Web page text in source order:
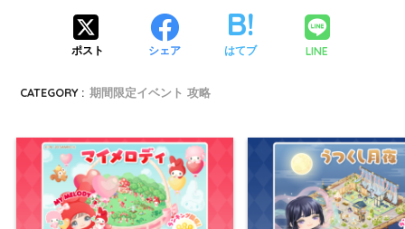
ポスト シェア はてブ LINE
CATEGORY : 期間限定イベント 攻略